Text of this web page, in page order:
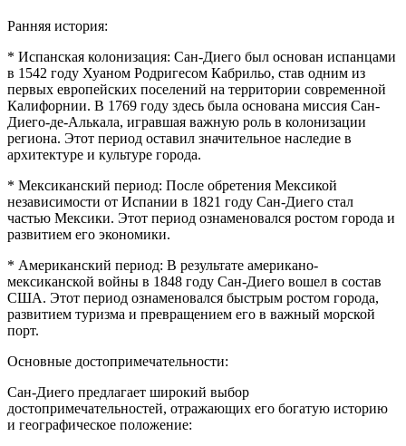
Ранняя история:
* Испанская колонизация: Сан-Диего был основан испанцами
в 1542 году Хуаном Родригесом Кабрильо, став одним из
первых европейских поселений на территории современной
Калифорнии. В 1769 году здесь была основана миссия Сан-
Диего-де-Алькала, игравшая важную роль в колонизации
региона. Этот период оставил значительное наследие в
архитектуре и культуре города.
* Мексиканский период: После обретения Мексикой
независимости от Испании в 1821 году Сан-Диего стал
частью Мексики. Этот период ознаменовался ростом города и
развитием его экономики.
* Американский период: В результате американо-
мексиканской войны в 1848 году Сан-Диего вошел в состав
США. Этот период ознаменовался быстрым ростом города,
развитием туризма и превращением его в важный морской
порт.
Основные достопримечательности:
Сан-Диего предлагает широкий выбор
достопримечательностей, отражающих его богатую историю
и географическое положение: